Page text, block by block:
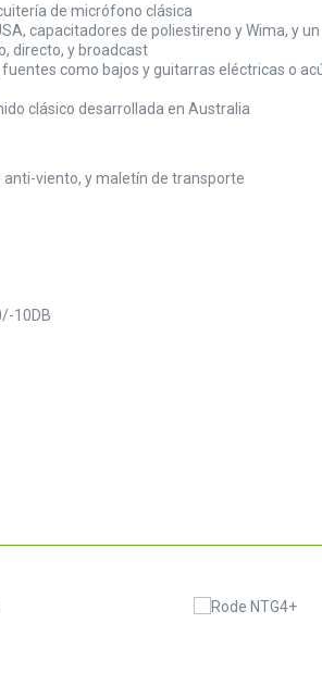
de micrófono clásica
capacitadores de poliestireno y Wima, y un
directo, y broadcast
como bajos y guitarras eléctricas o
clásico desarrollada en Australia
anti-viento, y maletín de transporte
10DB